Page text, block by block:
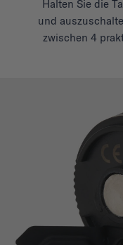
Halten Sie die
und
zwischen 4